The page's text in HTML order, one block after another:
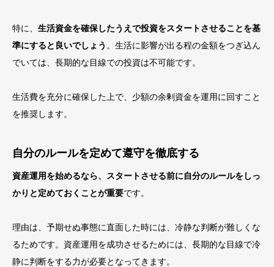
特に、 生活資金を確保したうえで投資をスタートさせることを基
準にすると良いでしょう 。生活に影響が出る程の金額をつぎ込ん
でいては、長期的な目線での投資は不可能です。
生活費を充分に確保した上で、少額の余剰資金を運用に回すこと
を推奨します。
自分のルールを定めて遵守を徹底する
資産運用を始めるなら、スタートさせる前に自分のルールをしっ
かりと定めておくことが重要です。
理由は、予期せぬ事態に直面した時には、冷静な判断が難しくな
るためです。資産運用を成功させるためには、長期的な目線で冷
静に判断をする力が必要となってきます。